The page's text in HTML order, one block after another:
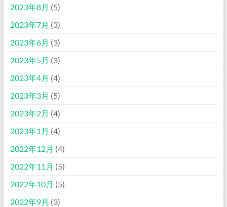
2023年8月 (5)
2023年7月 (3)
2023年6月 (3)
2023年5月 (3)
2023年4月 (4)
2023年3月 (5)
2023年2月 (4)
2023年1月 (4)
2022年12月 (4)
2022年11月 (5)
2022年10月 (5)
2022年9月 (3)